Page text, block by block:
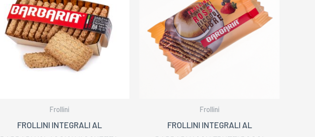
Frollini
FROLLINI INTEGRALI AL
Frollini
FROLLINI INTEGRALI AL